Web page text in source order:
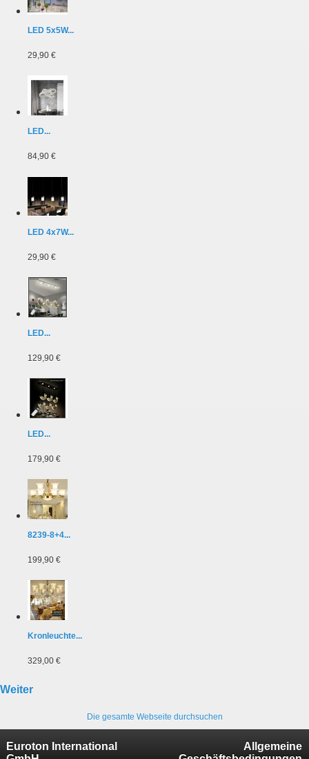
LED 5x5W...
29,90 €
LED...
84,90 €
LED 4x7W...
29,90 €
LED...
129,90 €
LED...
179,90 €
8239-8+4...
199,90 €
Kronleuchte...
329,00 €
Weiter
Die gesamte Webseite durchsuchen
Euroton International
Allgemeine